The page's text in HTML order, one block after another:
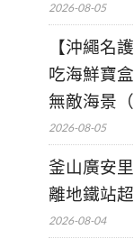
2026-08-05
【沖繩名
吃海鮮寶
無敵海景
2026-08-05
釜山廣安
離地鐵站
2026-08-04